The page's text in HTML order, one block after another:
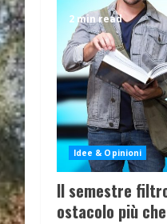
2 min read
Idee & Opinioni
Il semestre
ostacolo più